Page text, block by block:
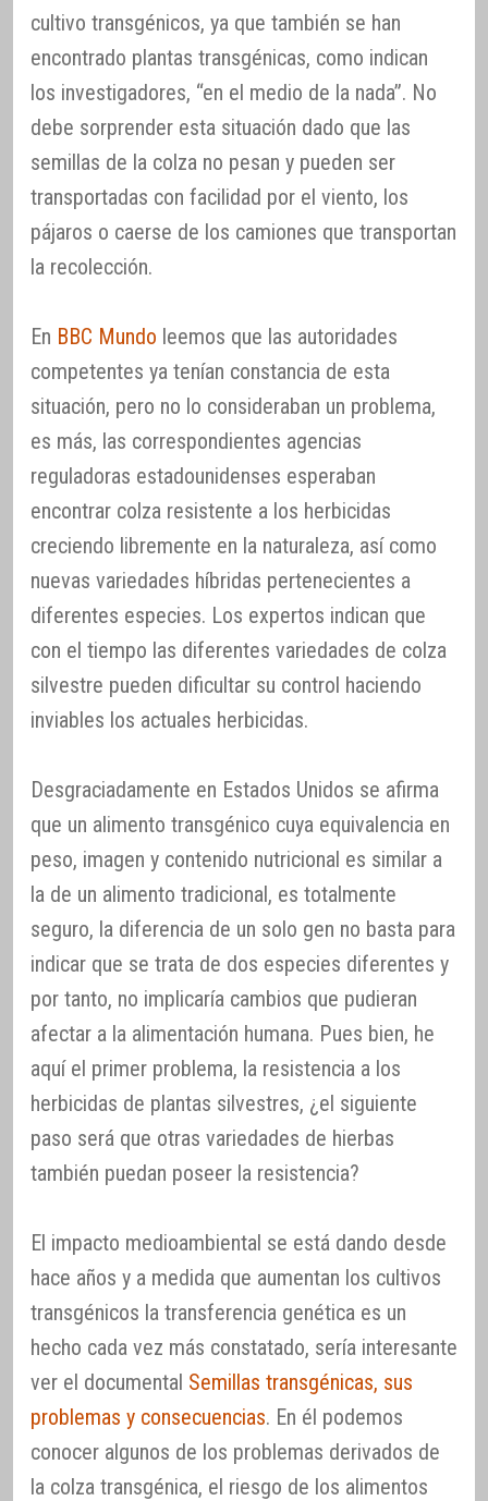
cultivo transgénicos, ya que también se han
encontrado plantas transgénicas, como indican
los investigadores, “en el medio de la nada”. No
debe sorprender esta situación dado que las
semillas de la colza no pesan y pueden ser
transportadas con facilidad por el viento, los
pájaros o caerse de los camiones que transportan
la recolección.
En BBC Mundo leemos que las autoridades
competentes ya tenían constancia de esta
situación, pero no lo consideraban un problema,
es más, las correspondientes agencias
reguladoras estadounidenses esperaban
encontrar colza resistente a los herbicidas
creciendo libremente en la naturaleza, así como
nuevas variedades híbridas pertenecientes a
diferentes especies. Los expertos indican que
con el tiempo las diferentes variedades de colza
silvestre pueden dificultar su control haciendo
inviables los actuales herbicidas.
Desgraciadamente en Estados Unidos se afirma
que un alimento transgénico cuya equivalencia en
peso, imagen y contenido nutricional es similar a
la de un alimento tradicional, es totalmente
seguro, la diferencia de un solo gen no basta para
indicar que se trata de dos especies diferentes y
por tanto, no implicaría cambios que pudieran
afectar a la alimentación humana. Pues bien, he
aquí el primer problema, la resistencia a los
herbicidas de plantas silvestres, ¿el siguiente
paso será que otras variedades de hierbas
también puedan poseer la resistencia?
El impacto medioambiental se está dando desde
hace años y a medida que aumentan los cultivos
transgénicos la transferencia genética es un
hecho cada vez más constatado, sería interesante
ver el documental Semillas transgénicas, sus
problemas y consecuencias. En él podemos
conocer algunos de los problemas derivados de
la colza transgénica, el riesgo de los alimentos